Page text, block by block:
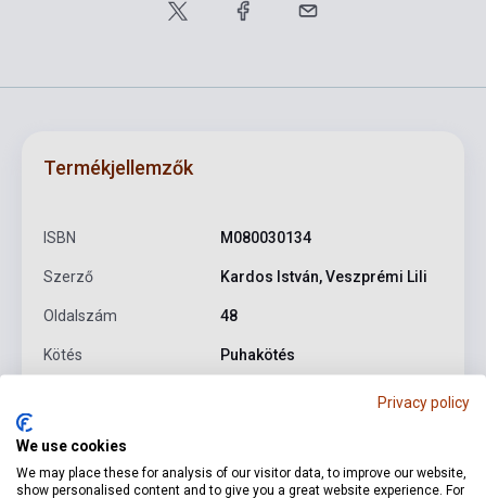
Termékjellemzők
ISBN M080030134
Szerző Kardos István, Veszprémi Lili
Oldalszám 48
Kötés Puhakötés
Formátum Kotta
Privacy policy
We use cookies
We may place these for analysis of our visitor data, to improve our website,
show personalised content and to give you a great website experience. For